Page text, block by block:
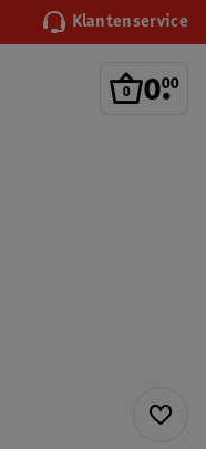
Klantenservice
0.
00